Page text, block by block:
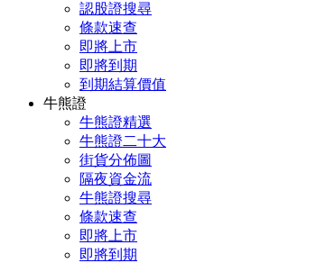
認股證搜尋
條款速查
即將上市
即將到期
到期結算價值
牛熊證
牛熊證精選
牛熊證二十大
街貨分佈圖
隔夜資金流
牛熊證搜尋
條款速查
即將上市
即將到期